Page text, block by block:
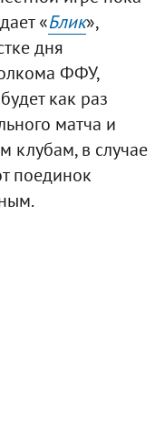
«Блик»,
дня
ФФУ,
как раз
матча и
клубам, в случае
поединок